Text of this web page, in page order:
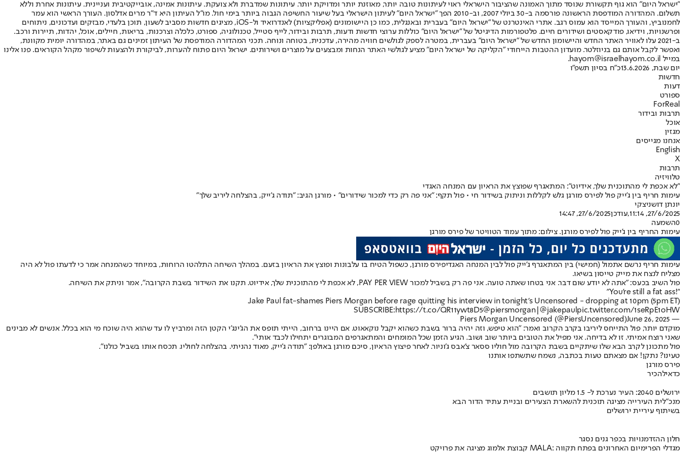
"ישראל היום" הוא גוף תקשורת שנוסד מתוך האמונה שהציבור הישראלי ראוי לעיתונות טובה יותר, מאוזנת יותר ומדויקת יותר. עיתונות שמדברת ולא צועקת. עיתונות אמינה, אובייקטיבית ועניינית. עיתונות אחרת וללא
תשלום. המהדורה המודפסת הראשונה פורסמה ב-30 ביולי 2007, וב-2010 הפך "ישראל היום" לעיתון הישראלי בעל שיעור החשיפה הגבוה ביותר בימי חול. מו"ל העיתון היא ד"ר מרים אדלסון. העורך הראשי הוא עמר
לחמנוביץ, והעורך המייסד הוא עמוס רגב. אתרי האינטרנט של "ישראל היום" בעברית ובאנגלית, כמו כן היישומונים (אפליקציות) לאנדרואיד ול-iOS, מציגים חדשות מסביב לשעון, תוכן בלעדי, מבזקים ועדכונים, ניתוחים
ופרשנויות, וידיאו, פודקאסטים ושידורים חיים. פלטפורמות הדיגיטל של "ישראל היום" כוללות ערוצי חדשות ודעות, תרבות ובידור, לייף סטייל, טכנולוגיה, ספורט, כלכלה וצרכנות, בריאות, חיילים, אוכל, יהדות, תיירות ורכב.
ב-2021 עלו לאוויר האתר החדש והיישומון החדש של "ישראל היום" בעברית, במטרה לספק לגולשים חוויה מהירה, עדכנית, בטוחה ונוחה. תכני המהדורה המודפסת של העיתון זמינים גם באתר, במהדורה יומית מקוונת,
ואפשר לקבל אותם גם בניוזלטר. מועדון ההטבות הייחודי "הקליקה של ישראל היום" מציע לגולשי האתר הנחות ומבצעים על מוצרים ושירותים. ישראל היום פתוח להערות, לביקורת ולהצעות לשיפור מקהל הקוראים. פנו אלינו
במייל hayom@israelhayom.co.il.
יום שבת, 13.6.2026
כ"ח בסיון תשפ"ו
חדשות
דעות
ספורט
ForReal
תרבות ובידור
אוכל
מגזין
אנחנו מגייסים
English
X
תרבות
טלוויזיה
"לא אכפת לי מהתוכנית שלך, אידיוט": המתאגרף שפוצץ את הראיון עם המנחה האגדי
עימות חריף בין ג'ייק פול לפירס מורגן גלש לקללות וניתוק בשידור חי • פול תקף: "אני פה רק כדי למכור שידורים" • מורגן הגיב: "תודה ג'ייק, בהצלחה ליריב שלך"
יונתן דושניצקי
27/6/2025, 11:14
,עודכן27/6/2025, 14:47
0השמעה
עימות החריף בין ג'ייק פול לפירס מורגן. צילום: מתוך עמוד הטוויטר של פירס מורגן
עימות חריף נרשם אתמול (חמישי) בין המתאגרף ג'ייק פול לבין המנחה האגדיפירס מורגן, כשפול הטיח בו עלבונות ופוצץ את הראיון בזעם. במהלך השיחה התלהטו הרוחות, במיוחד כשהמנחה אמר כי לדעתו פול לא היה
מצליח לנצח את מייק טייסון בשיאו.
פול השיב בכעס: "אתה לא יודע שום דבר. אני בטחו שאתה טועה. אני פה רק בשביל למכור PAY PER VIEW, לא אכפת לי מהתוכנית שלך, אידיוט. תקנו את השידור בשבת הקרובה", אמר וניתק את השיחה.
"You're still a fat ass!"
Jake Paul fat-shames Piers Morgan before rage quitting his interview in tonight's Uncensored - dropping at 10pm (5pm ET).
SUBSCRIBE:https://t.co/QR11ywt8D5@piersmorgan| @jakepaul pic.twitter.com/1seRpE1oHW
— Piers Morgan Uncensored (@PiersUncensored)
June 26, 2025
מוקדם יותר, פול התייחס ליריבו בקרב הקרוב ואמר: "הוא טיפש, וזה יהיה ברור בשבת כשהוא יקבל נוקאאוט. אם היינו ברחוב, הייתי תופס את הג'ינג'י הקטן הזה ומרביץ לו עד שהוא היה שוכח מי הוא בכלל. אנשים לא מבינים
שאני רוצח אמיתי. זו לא בדיחה. אני מפיל את הטובים ביותר שוב ושוב. הגיע הזמן שכל המומחים והמתאגרפים המבוגרים יתחילו לכבד אותי".
פול מתכונן לקרב הבא שלו שיתקיים בשבת הקרובה מול חוליו ססאר צ'אבס ג'וניור. לאחר פיצוץ הראיון, סיכם מורגן באולפן: "תודה ג'ייק, מאוד נהניתי. בהצלחה לחוליו. תכסח אותו בשביל כולנו".
טעינו? נתקן! אם מצאתם טעות בכתבה, נשמח שתשתפו אותנו
פירס מורגן
כדאילהכיר
ירושלים 2040: העיר נערכת ל- 1.5 מליון תושבים
מנכ"לית העירייה מציגה תוכנית להשארת הצעירים ובניית עתיד הדור הבא
בשיתוף עיריית ירושלים
חלון ההזדמנויות בכפר גנים נסגר
קבוצת אלמוג מציגה את פרויקט MALA: מגדלי הפרימיום האחרונים בפתח תקווה